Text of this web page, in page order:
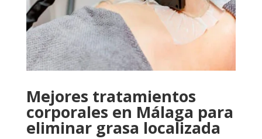
Mejores tratamientos
corporales en Málaga para
eliminar grasa localizada